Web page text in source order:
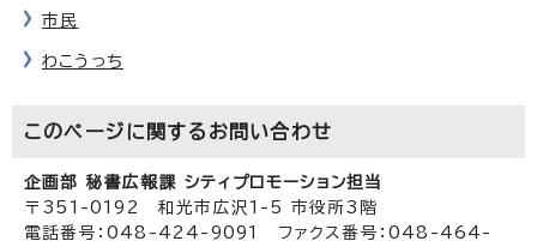
市民
わこうっち
このページに関する お問い合わせ
企画部 秘書広報課 シティプロモーション担当
〒351-0192 和光市広沢1-5 市役所3階
電話番号：048-424-9091 ファクス番号：048-464-